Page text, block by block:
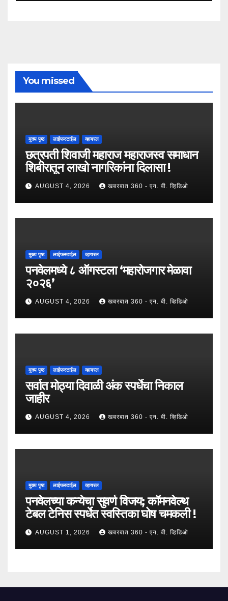
You missed
मुख्य पृष्ठ लाईफस्टाईल व्हायरल
छत्रपती शिवाजी महाराज महाराजस्व समाधान
शिबीरातून लाखो नागरिकांना दिलासा !
AUGUST 4, 2026 खबरबात 360 - एन. बी. व्हिडिओ
मुख्य पृष्ठ लाईफस्टाईल व्हायरल
पनवेलमध्ये ८ ऑगस्टला ‘महारोजगार मेळावा
२०२६’
AUGUST 4, 2026 खबरबात 360 - एन. बी. व्हिडिओ
मुख्य पृष्ठ लाईफस्टाईल व्हायरल
सर्वात मोठ्या दिवाळी अंक स्पर्धेचा निकाल
जाहीर
AUGUST 4, 2026 खबरबात 360 - एन. बी. व्हिडिओ
मुख्य पृष्ठ लाईफस्टाईल व्हायरल
पनवेलच्या कन्येचा सुवर्ण विजय; कॉमनवेल्थ
टेबल टेनिस स्पर्धेत स्वस्तिका घोष चमकली !
AUGUST 1, 2026 खबरबात 360 - एन. बी. व्हिडिओ